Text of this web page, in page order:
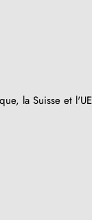
la Suisse et l'UE